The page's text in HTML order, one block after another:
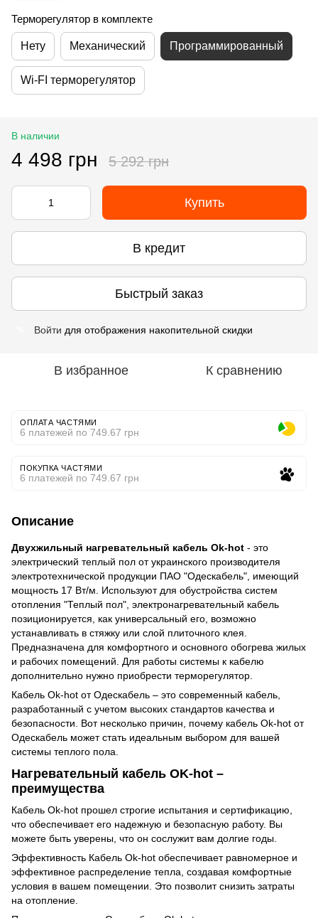
Терморегулятор в комплекте
Нету Механический Программированный
Wi-FI терморегулятор
В наличии
4 498 грн 5 292 грн
Купить
В кредит
Быстрый заказ
Войти для отображения накопительной скидки
В избранное К сравнению
ОПЛАТА ЧАСТЯМИ
6 платежей по 749.67 грн
ПОКУПКА ЧАСТЯМИ
6 платежей по 749.67 грн
Описание
Двухжильный нагревательный кабель Ok-hot - это
электрический теплый пол от украинского производителя
электротехнической продукции ПАО "Одескабель", имеющий
мощность 17 Вт/м. Используют для обустройства систем
отопления "Теплый пол", электронагревательный кабель
позиционируется, как универсальный его, возможно
устанавливать в стяжку или слой плиточного клея.
Предназначена для комфортного и основного обогрева жилых
и рабочих помещений. Для работы системы к кабелю
дополнительно нужно приобрести терморегулятор.
Кабель Ok-hot от Одескабель – это современный кабель,
разработанный с учетом высоких стандартов качества и
безопасности. Вот несколько причин, почему кабель Ok-hot от
Одескабель может стать идеальным выбором для вашей
системы теплого пола.
Нагревательный кабель OK-hot –
преимущества
Кабель Ok-hot прошел строгие испытания и сертификацию,
что обеспечивает его надежную и безопасную работу. Вы
можете быть уверены, что он сослужит вам долгие годы.
Эффективность Кабель Ok-hot обеспечивает равномерное и
эффективное распределение тепла, создавая комфортные
условия в вашем помещении. Это позволит снизить затраты
на отопление.